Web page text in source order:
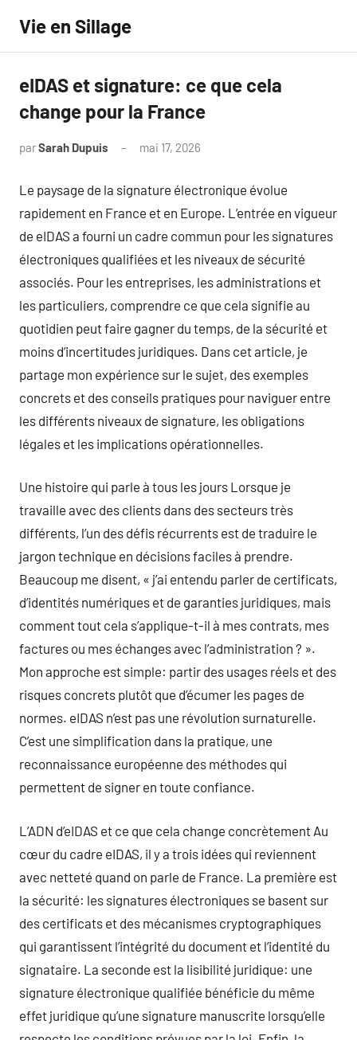
contenu
Vie en Sillage
eIDAS et signature: ce que cela
change pour la France
parSarah Dupuis mai 17, 2026
Le paysage de la signature électronique évolue
rapidement en France et en Europe. L’entrée en vigueur
de eIDAS a fourni un cadre commun pour les signatures
électroniques qualifiées et les niveaux de sécurité
associés. Pour les entreprises, les administrations et
les particuliers, comprendre ce que cela signifie au
quotidien peut faire gagner du temps, de la sécurité et
moins d’incertitudes juridiques. Dans cet article, je
partage mon expérience sur le sujet, des exemples
concrets et des conseils pratiques pour naviguer entre
les différents niveaux de signature, les obligations
légales et les implications opérationnelles.
Une histoire qui parle à tous les jours Lorsque je
travaille avec des clients dans des secteurs très
différents, l’un des défis récurrents est de traduire le
jargon technique en décisions faciles à prendre.
Beaucoup me disent, « j’ai entendu parler de certificats,
d’identités numériques et de garanties juridiques, mais
comment tout cela s’applique-t-il à mes contrats, mes
factures ou mes échanges avec l’administration ? ».
Mon approche est simple: partir des usages réels et des
risques concrets plutôt que d’écumer les pages de
normes. eIDAS n’est pas une révolution surnaturelle.
C’est une simplification dans la pratique, une
reconnaissance européenne des méthodes qui
permettent de signer en toute confiance.
L’ADN d’eIDAS et ce que cela change concrètement Au
cœur du cadre eIDAS, il y a trois idées qui reviennent
avec netteté quand on parle de France. La première est
la sécurité: les signatures électroniques se basent sur
des certificats et des mécanismes cryptographiques
qui garantissent l’intégrité du document et l’identité du
signataire. La seconde est la lisibilité juridique: une
signature électronique qualifiée bénéficie du même
effet juridique qu’une signature manuscrite lorsqu’elle